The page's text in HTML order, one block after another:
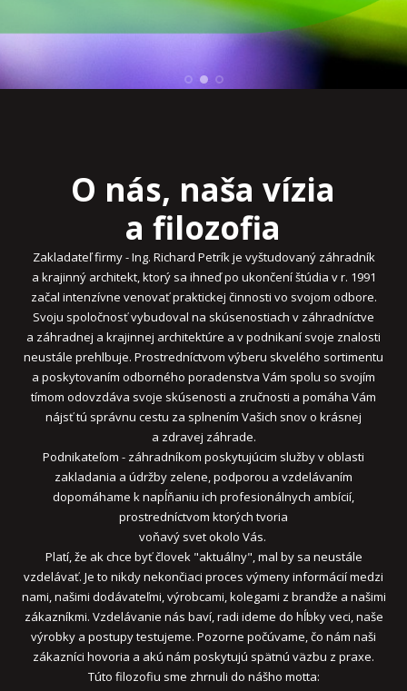
O nás, naša vízia
a filozofia
Zakladateľ firmy - Ing. Richard Petrík je vyštudovaný záhradník
a krajinný architekt, ktorý sa ihneď po ukončení štúdia v r. 1991
začal intenzívne venovať praktickej činnosti vo svojom odbore.
Svoju spoločnosť vybudoval na skúsenostiach v záhradníctve
a záhradnej a krajinnej architektúre a v podnikaní svoje znalosti
neustále prehlbuje. Prostredníctvom výberu skvelého sortimentu
a poskytovaním odborného poradenstva Vám spolu so svojím
tímom odovzdáva svoje skúsenosti a zručnosti a pomáha Vám
nájsť tú správnu cestu za splnením Vašich snov o krásnej
a zdravej záhrade.
Podnikateľom - záhradníkom poskytujúcim služby v oblasti
zakladania a údržby zelene, podporou a vzdelávaním
dopomáhame k napĺňaniu ich profesionálnych ambícií,
prostredníctvom ktorých tvoria
voňavý svet okolo Vás.
Platí, že ak chce byť človek "aktuálny", mal by sa neustále
vzdelávať. Je to nikdy nekončiaci proces výmeny informácií medzi
nami, našimi dodávateľmi, výrobcami, kolegami z brandže a našimi
zákazníkmi. Vzdelávanie nás baví, radi ideme do hĺbky veci, naše
výrobky a postupy testujeme. Pozorne počúvame, čo nám naši
zákazníci hovoria a akú nám poskytujú spätnú väzbu z praxe.
Túto filozofiu sme zhrnuli do nášho motta: